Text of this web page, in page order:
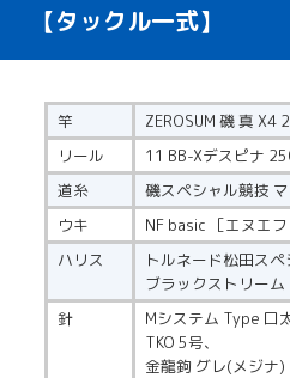
【タックル一式】
竿
ZEROSUM 磯 真 X4
リール
11 BB-Xデスピナ
道糸
磯スペシャル競技
ウキ
NF basic ［エヌエ
ハリス
トルネード松田ス
ブラックストリーム
針
Mシステム Type 口
TKO 5号、
金龍鉤 グレ(メジナ)